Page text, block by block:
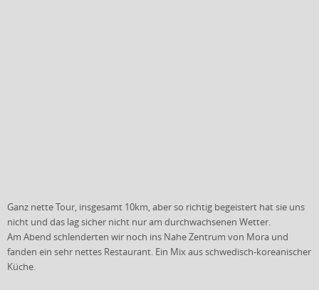
Ganz nette Tour, insgesamt 10km, aber so richtig begeistert hat sie uns
nicht und das lag sicher nicht nur am durchwachsenen Wetter.
Am Abend schlenderten wir noch ins Nahe Zentrum von Mora und
fanden ein sehr nettes Restaurant. Ein Mix aus schwedisch-koreanischer
Küche.